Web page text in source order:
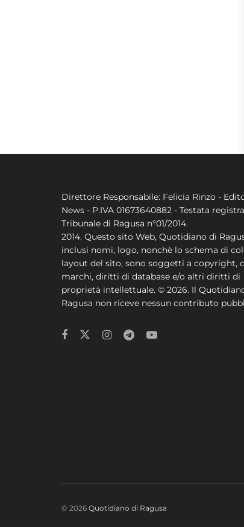
Direttore Responsabile: Felicia Rinzo -
News - P.IVA 01673640882 - Testata
Tribunale di Ragusa n°01/2014.
2014. Questo sito Web, Quotidiano di
inclusi nomi, logo, nonchè lo schema di
layout del sito, sono soggetti a copyright,
marchi, diritti di database e/o altri diritti di
proprietà intellettuale. © 2026. Il
Ragusa non riceve nessun contributo
© 2026 Quotidiano di Ragusa